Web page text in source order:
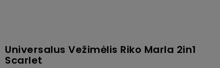
Universalus Vežimėlis Riko Marla 2in1
Scarlet